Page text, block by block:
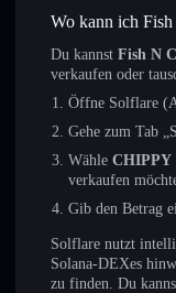
Wo kann ich
Du kannst Fish N
verkaufen oder
Öffne Solflare
Gehe zum Tab
Wähle CHIPPY
verkaufen
Gib den Betrag
Solflare nutzt
Solana-DEXes
zu finden. Du